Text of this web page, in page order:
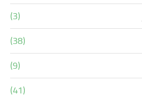
(3)
(38)
(9)
(41)